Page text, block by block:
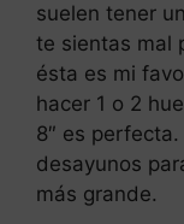
suelen tener
te sientas mal
ésta es mi
hacer 1 o 2
8″ es
desayunos
más grande.